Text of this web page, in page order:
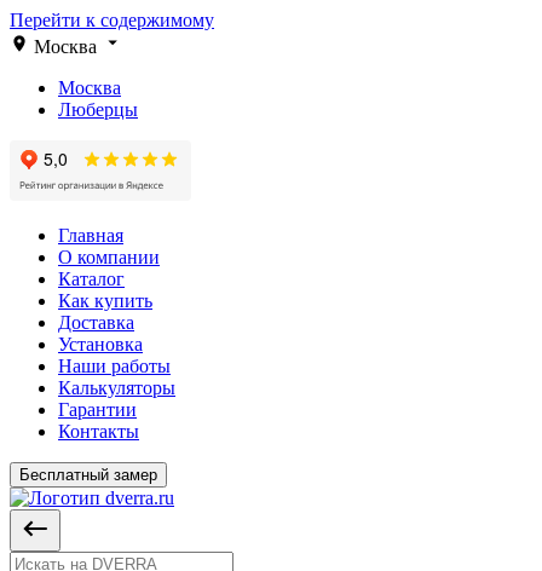
Перейти к содержимому
Москва
Москва
Люберцы
Главная
О компании
Каталог
Как купить
Доставка
Установка
Наши работы
Калькуляторы
Гарантии
Контакты
Бесплатный замер